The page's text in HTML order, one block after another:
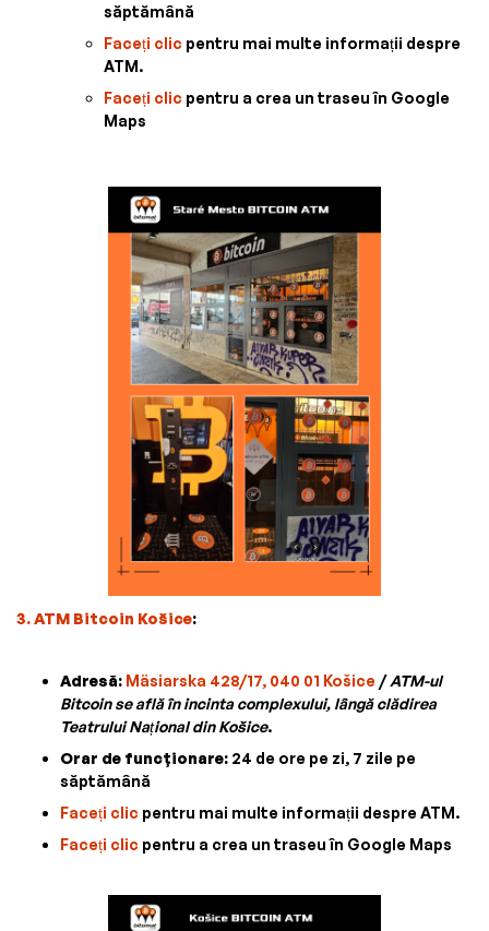
săptămână
Faceți clic pentru mai multe informații despre
ATM.
Faceți clic pentru a crea un traseu în Google
Maps
3. ATM Bitcoin Košice:
Adresă: Mäsiarska 428/17, 040 01 Košice /ATM-ul
Bitcoin se află în incinta complexului, lângă clădirea
Teatrului Național din Košice.
Orar de funcționare: 24 de ore pe zi, 7 zile pe
săptămână
Faceți clic pentru mai multe informații despre ATM.
Faceți clic pentru a crea un traseu în Google Maps